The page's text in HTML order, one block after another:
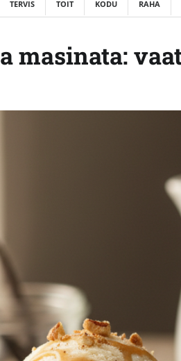
TERVIS TOIT KODU RAHA
masinata: